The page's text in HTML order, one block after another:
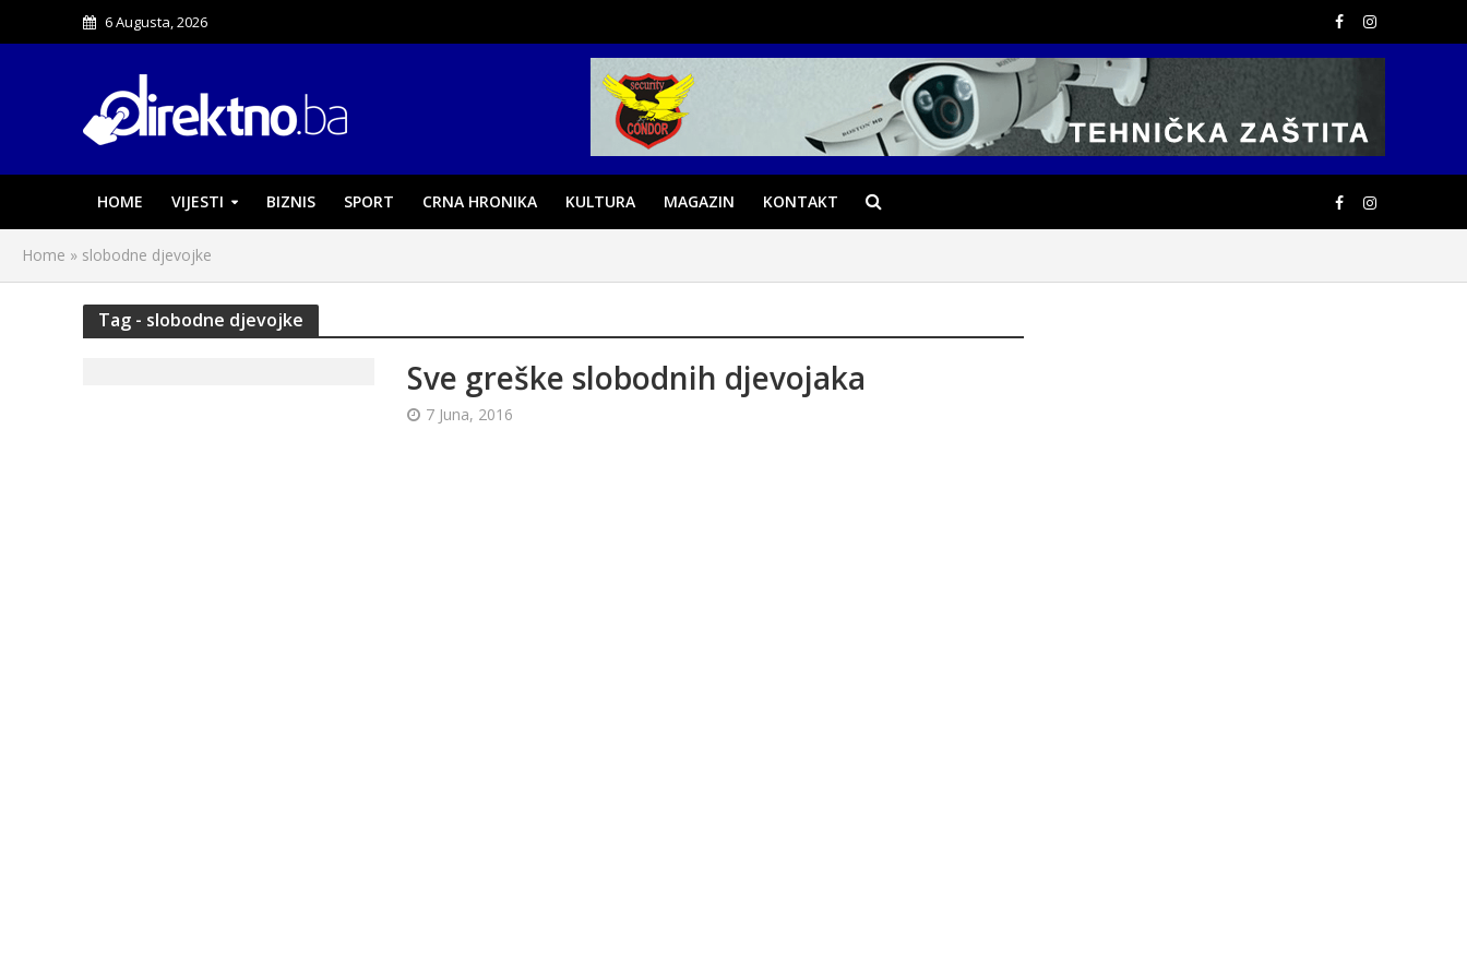
6 Augusta, 2026
HOME VIJESTI BIZNIS SPORT CRNA HRONIKA KULTURA MAGAZIN KONTAKT
Home » slobodne djevojke
Tag - slobodne djevojke
Sve greške slobodnih djevojaka
7 Juna, 2016